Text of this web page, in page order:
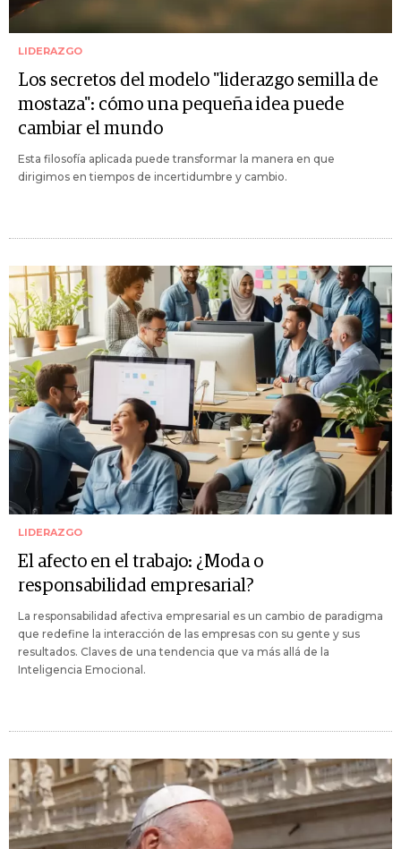
LIDERAZGO
Los secretos del modelo "liderazgo semilla de
mostaza": cómo una pequeña idea puede
cambiar el mundo
Esta filosofía aplicada puede transformar la manera en que
dirigimos en tiempos de incertidumbre y cambio.
LIDERAZGO
El afecto en el trabajo: ¿Moda o
responsabilidad empresarial?
La responsabilidad afectiva empresarial es un cambio de paradigma
que redefine la interacción de las empresas con su gente y sus
resultados. Claves de una tendencia que va más allá de la
Inteligencia Emocional.